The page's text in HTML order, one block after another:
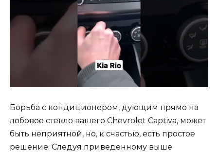
Борьба с кондиционером, дующим прямо на
лобовое стекло вашего Chevrolet Captiva, может
быть неприятной, но, к счастью, есть простое
решение. Следуя приведенному выше